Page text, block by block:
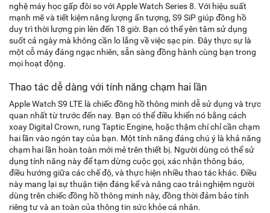
nghệ máy học gấp đôi so với Apple Watch Series 8. Với hiệu suất
mạnh mẽ và tiết kiệm năng lượng ấn tượng, S9 SiP giúp đồng hồ
duy trì thời lượng pin lên đến 18 giờ. Bạn có thể yên tâm sử dụng
suốt cả ngày mà không cần lo lắng về việc sạc pin. Đây thực sự là
một cỗ máy đáng ngạc nhiên, sẵn sàng đồng hành cùng bạn trong
mọi hoạt động.
Thao tác dễ dàng với tính năng chạm hai lần
Apple Watch S9 LTE là chiếc đồng hồ thông minh dễ sử dụng và trực
quan nhất từ trước đến nay. Bạn có thể điều khiển nó bằng cách
xoay Digital Crown, rung Taptic Engine, hoặc thậm chí chỉ cần chạm
hai lần vào ngón tay của bạn. Một tính năng đáng chú ý là khả năng
chạm hai lần hoàn toàn mới mẻ trên thiết bị. Người dùng có thể sử
dụng tính năng này để tạm dừng cuộc gọi, xác nhận thông báo,
điều hướng giữa các chế độ, và thực hiện nhiều thao tác khác. Điều
này mang lại sự thuận tiện đáng kể và nâng cao trải nghiệm người
dùng trên chiếc đồng hồ thông minh này, đồng thời đảm bảo tính
riêng tư và an toàn của thông tin sức khỏe cá nhân.